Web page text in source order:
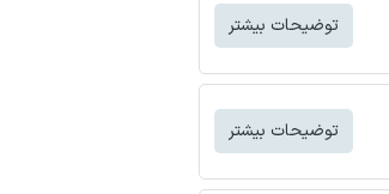
توضیحات بیشتر
توضیحات بیشتر